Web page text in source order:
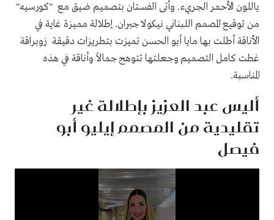
ياللون الأحمر الجريء. وأتى الفستان بتصميم ضيق مع "كورسيه"
من توقيع المصمم اللبناني نيكولا جبران. إطلالة مميزة غاية في
الأناقة أطلت بها مايا أبو الحسن تميزت بتطريزات دقيقة زوبراقة
غطت كامل التصميم وجعلتها تتوهج جمالاً وأناقة في هذه
المناسبة.
أليس عبد العزيز بإطلالة غير
تقليدية من المصمم إيليو أبو
فيصل